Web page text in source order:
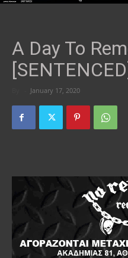
A Day To
January 17, 2020